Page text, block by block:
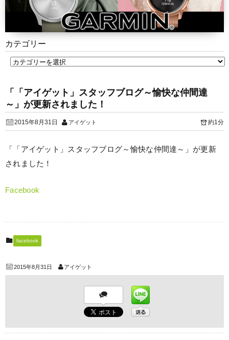
カテゴリー
「「アイゲット」スタッフブログ～愉快な仲間達
～」が更新されました！
2015年8月31日 アイゲット 約1分
「「アイゲット」スタッフブログ～愉快な仲間達～」が更新
されました！
Facebook
facebook
2015年8月31日 アイゲット